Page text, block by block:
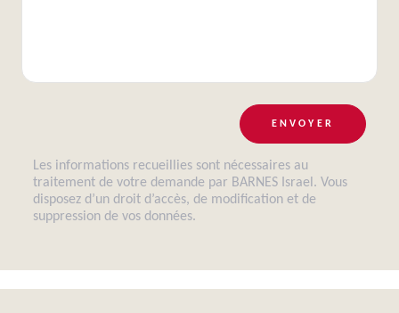
ENVOYER
Les informations recueillies sont nécessaires au
traitement de votre demande par BARNES Israel. Vous
disposez d’un droit d’accès, de modification et de
suppression de vos données.